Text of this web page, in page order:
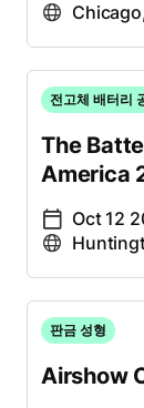
전고체 배터리
The
America
Oct 12
판금 성형
Airshow